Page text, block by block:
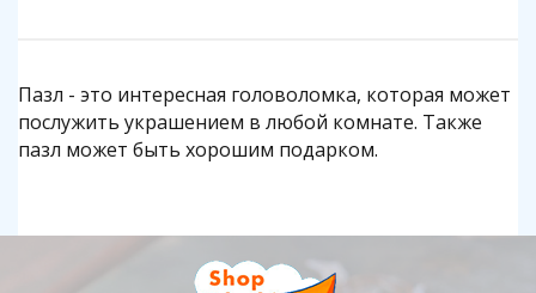
Пазл - это интересная головоломка, которая может
послужить украшением в любой комнате. Также
пазл может быть хорошим подарком.